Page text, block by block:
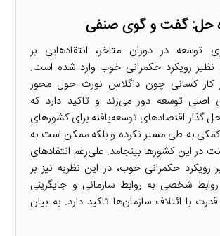
حل: گفت و گوی صنفی
توسعه در دوران متاخر، انتقادهایی بر
نظیر رویکرد حکمرانی خوب وارد شده است.
کار کسانی چون داگلاس نورث حول محور
توسعه دور می‌زند و تاکید دارد که
گذار اقتصادهای توسعه‌یافته برای کشورهای
به طی مسیر نکرده و بلکه ممکن است به
در این کشورها بینجامد. علی‌رغم انتقادهای
رویکرد حکمرانی خوب، در این نظریه نیز بر
شخصی به روابط سازمانی و جایگزینی
با ائتلاف سازمان‌ها تاکید دارد. به بیان